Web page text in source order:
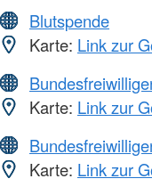
Blutspende
Karte: Link zur
Karte: Link zur
Karte: Link zur